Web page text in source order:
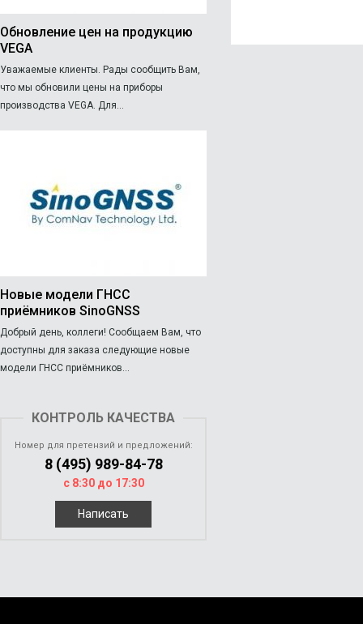
Обновление цен на продукцию
VEGA
Уважаемые клиенты. Рады сообщить Вам,
что мы обновили цены на приборы
производства VEGA. Для...
Новые модели ГНСС
приёмников SinoGNSS
Добрый день, коллеги! Сообщаем Вам, что
доступны для заказа следующие новые
модели ГНСС приёмников...
КОНТРОЛЬ КАЧЕСТВА
Номер для претензий и предложений:
8 (495) 989-84-78
с 8:30 до 17:30
Написать